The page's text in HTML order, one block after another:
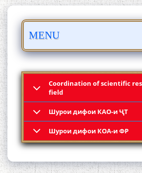
MENU
Coordination of scientific
field
Шурои дифои КАО-и ҶТ
Шурои дифои КОА-и ФР
ШАРҲИ МУЛОҚОТ БО АҲЛИ
АЗ ҶОНИБИ ОЛИМОНИ
АКАДЕМИЯИ МИЛЛИИ
ИЛМҲОИ ТОҶИКИСТОН
БО 4 000 000 СОМОНӢ
ПАЙКАРА ВА ОСОРХОНАИ